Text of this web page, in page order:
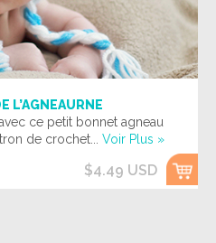
L’AGNEAURNE
ce petit bonnet agneau
de crochet... Voir Plus »
$4.49 USD